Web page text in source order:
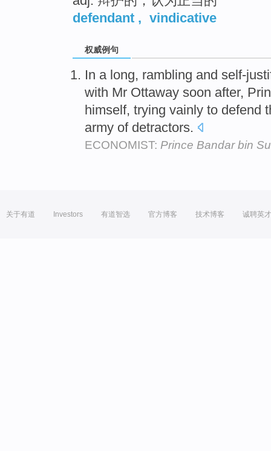
defendant , vindicative
权威例句
In a long, rambling and self-
with Mr Ottaway soon after,
himself, trying vainly to defend
army of detractors.
ECONOMIST: Prince Bandar bin
关于有道 Investors 有道智选 官方博客 技术博客 诚聘英才